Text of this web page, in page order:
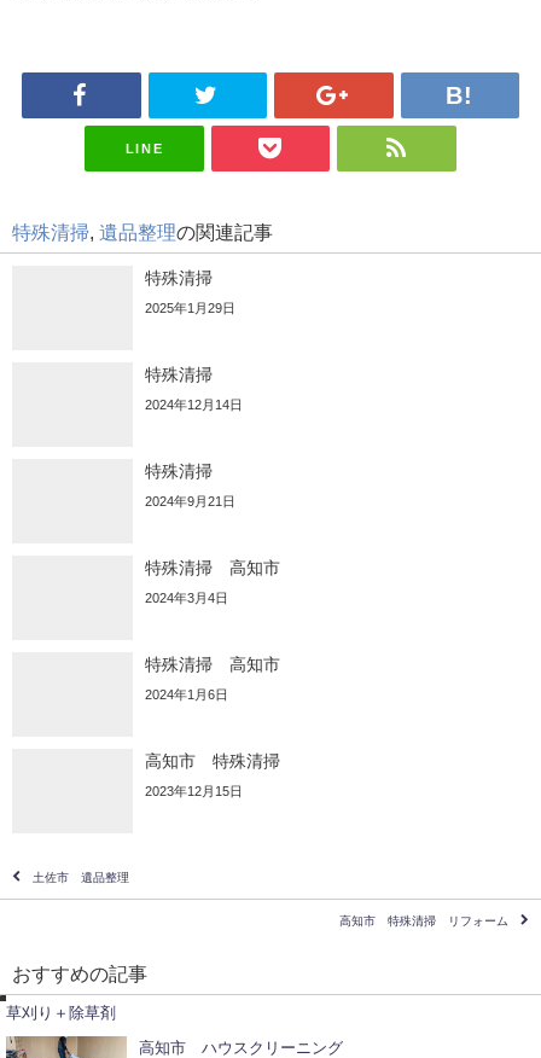
LINE
特殊清掃 遺品整理の関連記事
特殊清掃
2025年1月29日
特殊清掃
2024年12月14日
特殊清掃
2024年9月21日
特殊清掃 高知市
2024年3月4日
特殊清掃 高知市
2024年1月6日
高知市 特殊清掃
2023年12月15日
土佐市 遺品整理
高知市 特殊清掃 リフォーム
おすすめの記事
草刈り＋除草剤
高知市 ハウスクリーニング